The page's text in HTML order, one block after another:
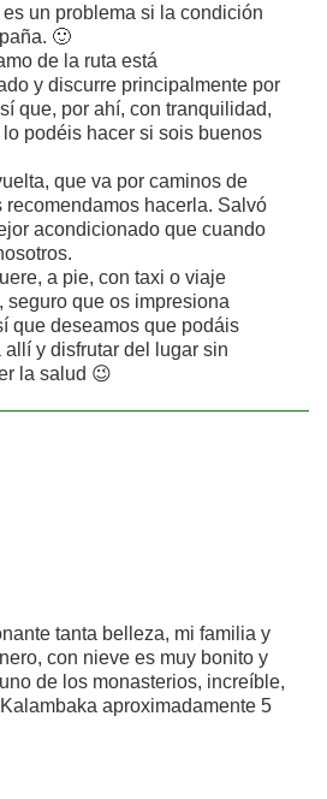
es un problema si la condición
🙂
de la ruta está
y discurre principalmente por
que, por ahí, con tranquilidad,
podéis hacer si sois buenos
que va por caminos de
recomendamos hacerla. Salvó
acondicionado que cuando
a pie, con taxi o viaje
seguro que os impresiona
que deseamos que podáis
allí y disfrutar del lugar sin
la salud 😉
tanta belleza, mi familia y
con nieve es muy bonito y
de los monasterios, increíble,
aproximadamente 5